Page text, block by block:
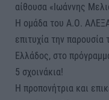
αίθουσα «Ιωάννης
Η ομάδα του Α.Ο.
επιτυχία την
Ελλάδος, στο
5 σχοινάκια!
Η προπονήτρια και